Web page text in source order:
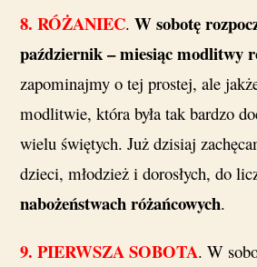
8.RÓŻANIEC. W sobotę
październik – miesiąc modlitwy
zapominajmy o tej prostej, ale
modlitwie, która była tak bardzo
wielu świętych. Już dzisiaj
dzieci, młodzież i dorosłych, do
nabożeństwach różańcowych.
9.PIERWSZA SOBOTA. W